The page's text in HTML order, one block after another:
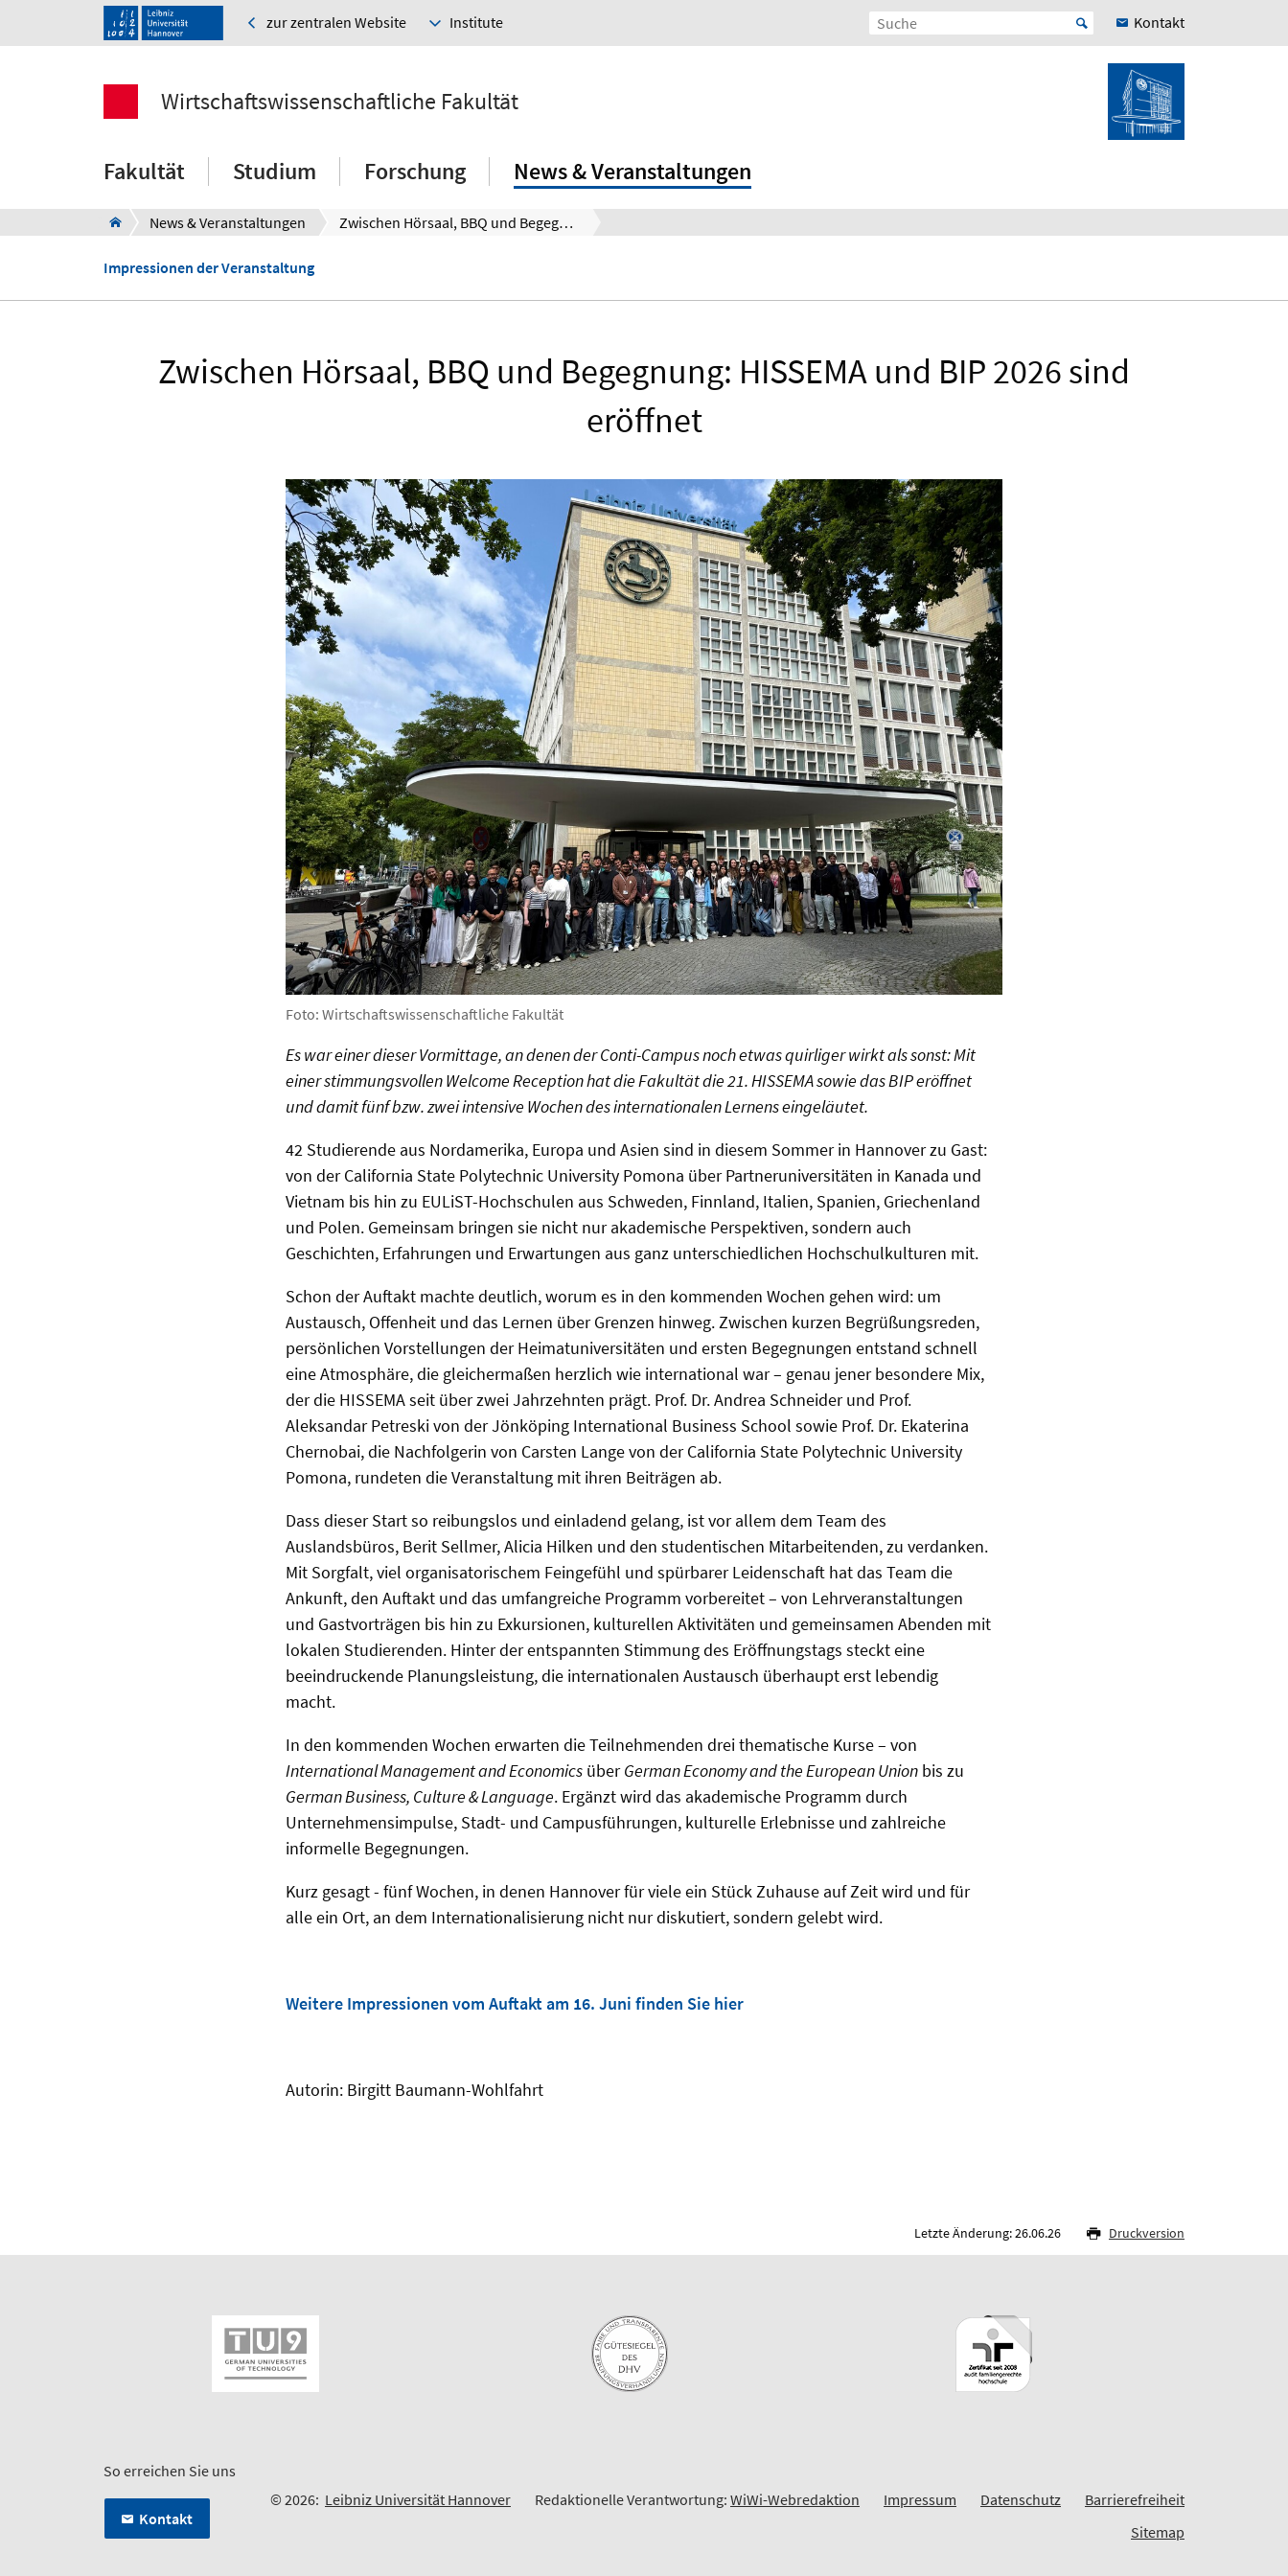
zur zentralen Website Institute Kontakt
Wirtschaftswissenschaftliche Fakultät
Fakultät Studium Forschung News & Veranstaltungen
News & Veranstaltungen Zwischen Hörsaal, BBQ und Begegnung: HISSEMA und BIP 2026 sind eröffnet
Impressionen der Veranstaltung
Zwischen Hörsaal, BBQ und Begegnung: HISSEMA und BIP 2026 sind
eröffnet
Foto: Wirtschaftswissenschaftliche Fakultät
Es war einer dieser Vormittage, an denen der Conti-Campus noch etwas quirliger wirkt als sonst: Mit
einer stimmungsvollen Welcome Reception hat die Fakultät die 21. HISSEMA sowie das BIP eröffnet
und damit fünf bzw. zwei intensive Wochen des internationalen Lernens eingeläutet.
42 Studierende aus Nordamerika, Europa und Asien sind in diesem Sommer in Hannover zu Gast:
von der California State Polytechnic University Pomona über Partneruniversitäten in Kanada und
Vietnam bis hin zu EULiST-Hochschulen aus Schweden, Finnland, Italien, Spanien, Griechenland
und Polen. Gemeinsam bringen sie nicht nur akademische Perspektiven, sondern auch
Geschichten, Erfahrungen und Erwartungen aus ganz unterschiedlichen Hochschulkulturen mit.
Schon der Auftakt machte deutlich, worum es in den kommenden Wochen gehen wird: um
Austausch, Offenheit und das Lernen über Grenzen hinweg. Zwischen kurzen Begrüßungsreden,
persönlichen Vorstellungen der Heimatuniversitäten und ersten Begegnungen entstand schnell
eine Atmosphäre, die gleichermaßen herzlich wie international war – genau jener besondere Mix,
der die HISSEMA seit über zwei Jahrzehnten prägt. Prof. Dr. Andrea Schneider und Prof.
Aleksandar Petreski von der Jönköping International Business School sowie Prof. Dr. Ekaterina
Chernobai, die Nachfolgerin von Carsten Lange von der California State Polytechnic University
Pomona, rundeten die Veranstaltung mit ihren Beiträgen ab.
Dass dieser Start so reibungslos und einladend gelang, ist vor allem dem Team des
Auslandsbüros, Berit Sellmer, Alicia Hilken und den studentischen Mitarbeitenden, zu verdanken.
Mit Sorgfalt, viel organisatorischem Feingefühl und spürbarer Leidenschaft hat das Team die
Ankunft, den Auftakt und das umfangreiche Programm vorbereitet – von Lehrveranstaltungen
und Gastvorträgen bis hin zu Exkursionen, kulturellen Aktivitäten und gemeinsamen Abenden mit
lokalen Studierenden. Hinter der entspannten Stimmung des Eröffnungstags steckt eine
beeindruckende Planungsleistung, die internationalen Austausch überhaupt erst lebendig
macht.
In den kommenden Wochen erwarten die Teilnehmenden drei thematische Kurse – von
International Management and Economics überGerman Economy and the European Union bis zu
German Business, Culture & Language. Ergänzt wird das akademische Programm durch
Unternehmensimpulse, Stadt- und Campusführungen, kulturelle Erlebnisse und zahlreiche
informelle Begegnungen.
Kurz gesagt - fünf Wochen, in denen Hannover für viele ein Stück Zuhause auf Zeit wird und für
alle ein Ort, an dem Internationalisierung nicht nur diskutiert, sondern gelebt wird.
Weitere Impressionen vom Auftakt am 16. Juni finden Sie hier
Autorin: Birgitt Baumann-Wohlfahrt
Letzte Änderung: 26.06.26 Druckversion
So erreichen Sie uns
Kontakt
© 2026: Leibniz Universität Hannover Redaktionelle Verantwortung: WiWi-Webredaktion Impressum Datenschutz
Barrierefreiheit
Sitemap